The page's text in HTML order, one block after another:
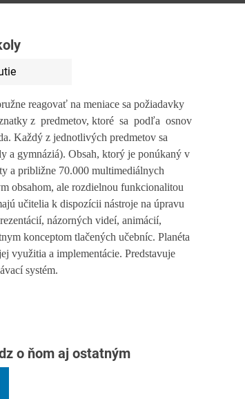
reagovať na meniace sa požiadavky
z predmetov, ktoré sa podľa osnov
Každý z jednotlivých predmetov sa
a gymnáziá). Obsah, ktorý je ponúkaný v
a približne 70.000 multimediálnych
obsahom, ale rozdielnou funkcionalitou
učitelia k dispozícii nástroje na úpravu
názorných videí, animácií,
konceptom tlačených učebníc. Planéta
využitia a implementácie. Predstavuje
systém.
o ňom aj ostatným